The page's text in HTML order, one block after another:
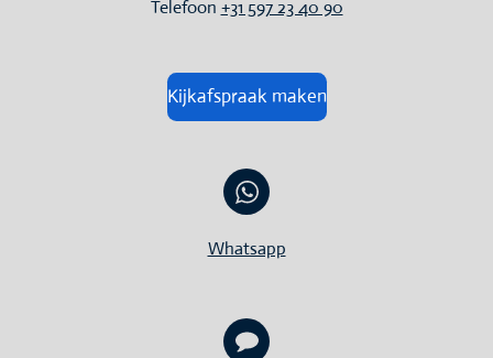
Telefoon +31 597 23 40 90
Kijkafspraak maken
Whatsapp